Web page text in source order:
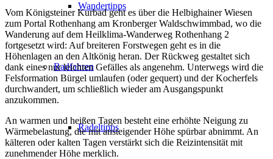
Wandertipps
Radfahren
Radeltipps
Vom Königsteiner Kurbad geht es über die Helbighainer Wiesen
zum Portal Rothenhang am Kronberger Waldschwimmbad, wo die
Wanderung auf dem Heilklima-Wanderweg Rothenhang 2
fortgesetzt wird: Auf breiteren Forstwegen geht es in die
Höhenlagen an den Altkönig heran. Der Rückweg gestaltet sich
dank eines nur leichten Gefälles als angenehm. Unterwegs wird die
Felsformation Bürgel umlaufen (oder gequert) und der Kocherfels
durchwandert, um schließlich wieder am Ausgangspunkt
anzukommen.
An warmen und heißen Tagen besteht eine erhöhte Neigung zu
Wärmebelastung, die mit ansteigender Höhe spürbar abnimmt. An
kälteren oder kalten Tagen verstärkt sich die Reizintensität mit
zunehmender Höhe merklich.